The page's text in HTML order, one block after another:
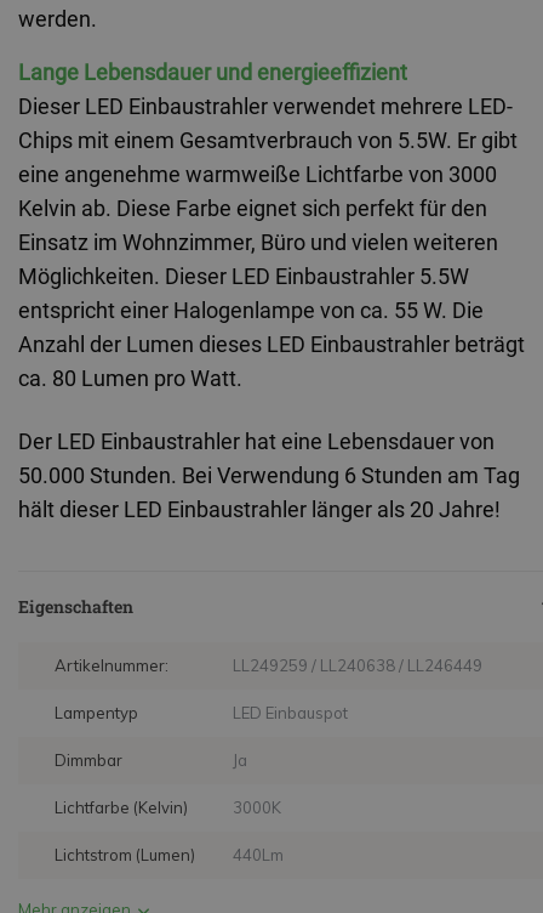
werden.
Lange Lebensdauer und energieeffizient
Dieser LED Einbaustrahler verwendet mehrere LED-
Chips mit einem Gesamtverbrauch von 5.5W. Er gibt
eine angenehme warmweiße Lichtfarbe von 3000
Kelvin ab. Diese Farbe eignet sich perfekt für den
Einsatz im Wohnzimmer, Büro und vielen weiteren
Möglichkeiten. Dieser LED Einbaustrahler 5.5W
entspricht einer Halogenlampe von ca. 55 W. Die
Anzahl der Lumen dieses LED Einbaustrahler beträgt
ca. 80 Lumen pro Watt.
Der LED Einbaustrahler hat eine Lebensdauer von
50.000 Stunden. Bei Verwendung 6 Stunden am Tag
hält dieser LED Einbaustrahler länger als 20 Jahre!
Eigenschaften
Artikelnummer: LL249259 / LL240638 / LL246449
Lampentyp LED Einbauspot
Dimmbar Ja
Lichtfarbe (Kelvin) 3000K
Lichtstrom (Lumen) 440Lm